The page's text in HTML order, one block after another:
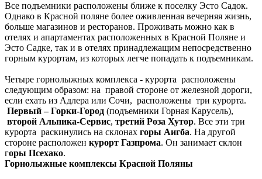
Все подъемники расположены ближе к поселку Эсто Садок.
Однако в Красной поляне более оживленная вечерняя жизнь,
больше магазинов и ресторанов. Проживать можно как в
отелях и апартаментах расположенных в Красной Поляне и
Эсто Садке, так и в отелях принадлежащим непосредственно
горным курортам, из которых легче попадать к подъемникам.
Четыре горнолыжных комплекса - курорта расположены
следующим образом: на правой стороне от железной дороги,
если ехать из Адлера или Сочи, расположены три курорта.
Первый – Горки-Город (подъемники Горная Карусель),
второй Альпика-Сервис, третий Роза Хутор. Все эти три
курорта раскинулись на склонах горы Аигба. На другой
стороне расположен курорт Газпрома. Он занимает склон
горы Псехако.
Горнолыжные комплексы Красной Поляны